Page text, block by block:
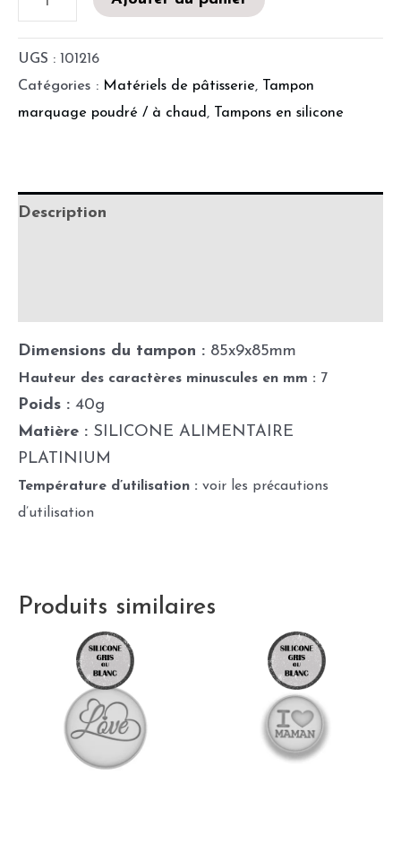
UGS : 101216
Catégories : Matériels de pâtisserie, Tampon
marquage poudré / à chaud, Tampons en silicone
Description
Dimensions du tampon : 85x9x85mm
Hauteur des caractères minuscules en mm : 7
Poids : 40g
Matière : SILICONE ALIMENTAIRE
PLATINIUM
Température d’utilisation : voir les précautions
d’utilisation
Produits similaires